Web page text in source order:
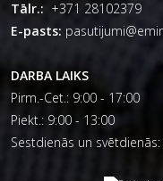
Tālr.: +371 28102379
E-pasts:
DARBA LAIKS
Pirm.-Cet.: 9:00 - 17:00
Piekt.: 9:00 - 13:00
Sestdienās un svētdienās: